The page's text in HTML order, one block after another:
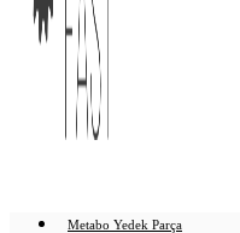
Metabo Yedek Parça